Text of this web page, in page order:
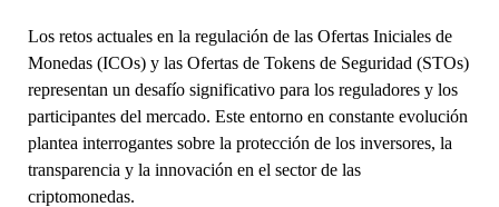
Los retos actuales en la regulación de las Ofertas Iniciales de
Monedas (ICOs) y las Ofertas de Tokens de Seguridad (STOs)
representan un desafío significativo para los reguladores y los
participantes del mercado. Este entorno en constante evolución
plantea interrogantes sobre la protección de los inversores, la
transparencia y la innovación en el sector de las
criptomonedas.